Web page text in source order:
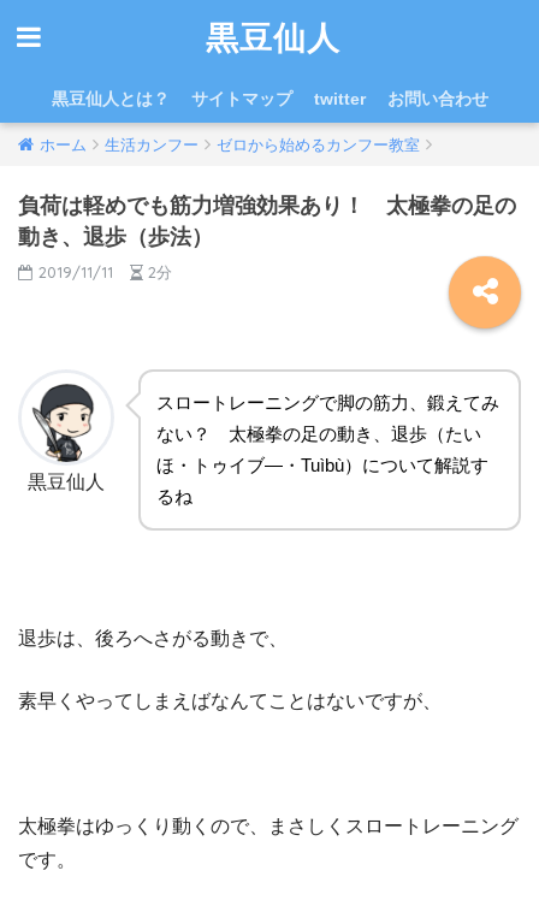
黒豆仙人
黒豆仙人とは？ サイトマップ twitter お問い合わせ
ホーム 生活カンフー ゼロから始めるカンフー教室
負荷は軽めでも筋力増強効果あり！ 太極拳の足の
動き、退歩（歩法）
2019/11/11 2分
黒豆仙人
スロートレーニングで脚の筋力、鍛えてみ
ない？ 太極拳の足の動き、退歩（たい
ほ・トゥイブ―・Tuìbù）について解説す
るね
退歩は、後ろへさがる動きで、
素早くやってしまえばなんてことはないですが、
太極拳はゆっくり動くので、まさしくスロートレーニング
です。